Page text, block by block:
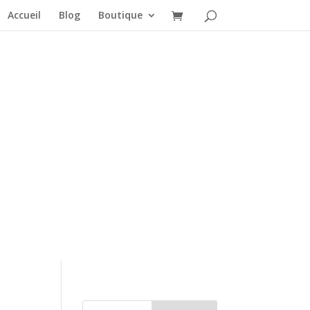
Accueil Blog Boutique